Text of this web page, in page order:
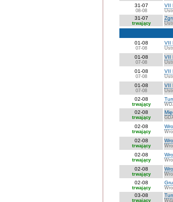
31-07
08-08
VII
31-07
trwający
01-08
07-08
VII
01-08
07-08
VII
01-08
07-08
VII
01-08
07-08
VII
02-08
trwający
02-08
trwający
02-08
trwający
02-08
trwający
02-08
trwający
02-08
trwający
02-08
trwający
03-08
trwający